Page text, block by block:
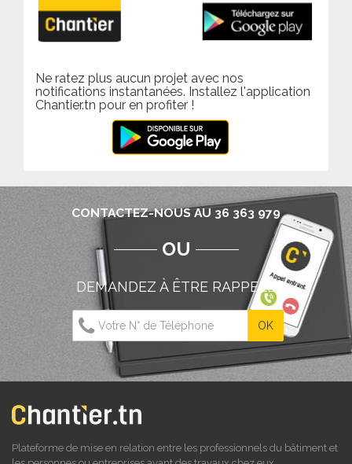
Ne ratez plus aucun projet avec nos
notifications instantanées. Installez l'application
Chantier.tn pour en profiter !
CONTACTEZ-NOUS AU 36 363 979
OU
DEMANDEZ À ÊTRE RAPPELÉ
Plateforme de mise en relation entre les professionnels du bâtiment et